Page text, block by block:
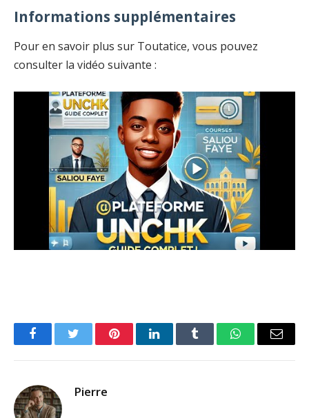
Informations supplémentaires
Pour en savoir plus sur Toutatice, vous pouvez
consulter la vidéo suivante :
FacebookTwitter PinterestLinkedInTumblr WhatsAppEmail
Pierre